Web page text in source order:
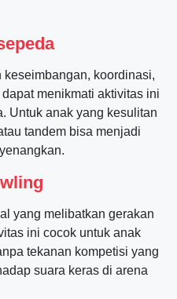
keseimbangan, koordinasi,
menikmati aktivitas ini
Untuk anak yang kesulitan
tandem bisa menjadi
yang melibatkan gerakan
ini cocok untuk anak
tekanan kompetisi yang
suara keras di arena